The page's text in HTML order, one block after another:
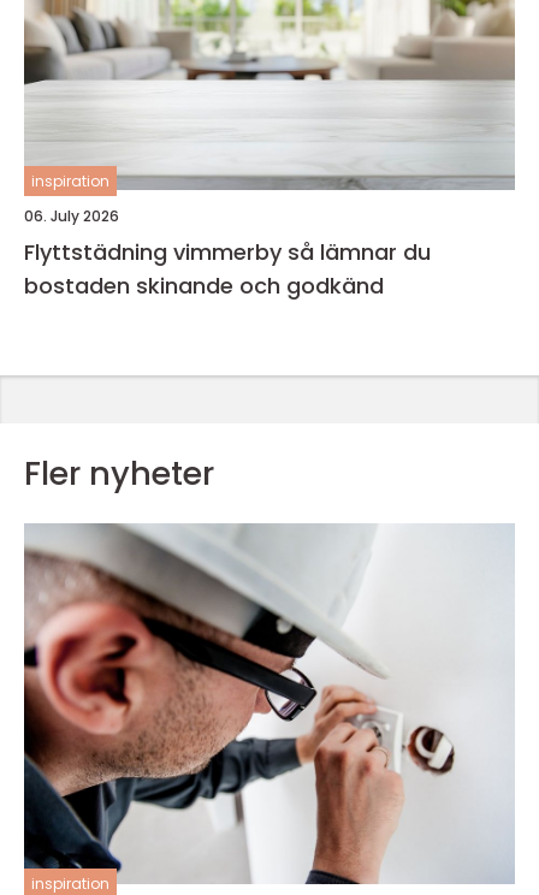
inspiration
06. July 2026
Flyttstädning vimmerby så lämnar du
bostaden skinande och godkänd
Fler nyheter
inspiration